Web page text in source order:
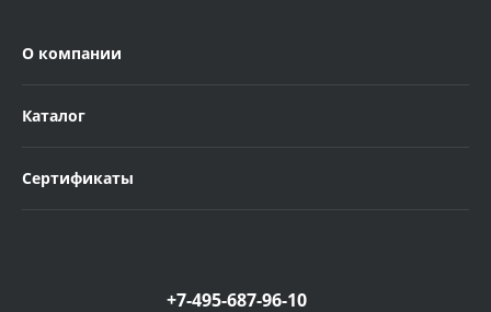
О компании
Каталог
Сертификаты
+7-495-687-96-10